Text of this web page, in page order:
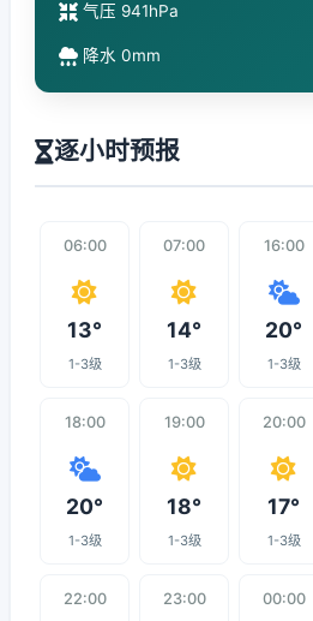
气压 941hPa
降水 0mm
逐小时预报
06:00
13°
1-3级
07:00
14°
1-3级
16:00
20°
1-3级
18:00
20°
1-3级
19:00
18°
1-3级
20:00
17°
1-3级
22:00 23:00 00:00